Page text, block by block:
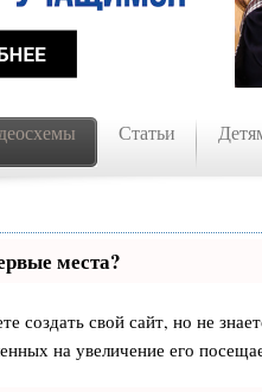
Статьи
места?
создать свой сайт, но не
на увеличение его